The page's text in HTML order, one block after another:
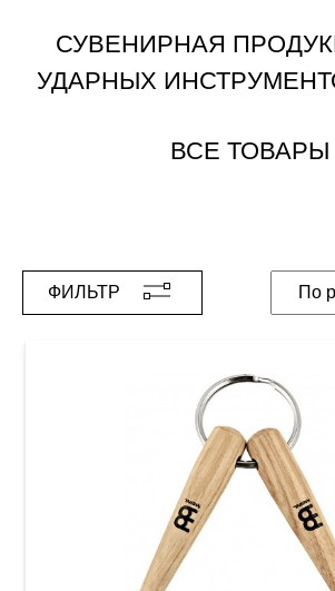
СУВЕНИРНАЯ
УДАРНЫХ
ВСЕ ТОВАРЫ
ФИЛЬТР